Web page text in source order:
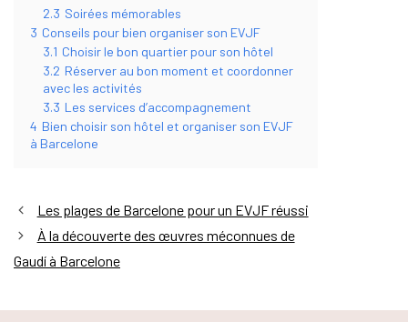
2.3 Soirées mémorables
3 Conseils pour bien organiser son EVJF
3.1 Choisir le bon quartier pour son hôtel
3.2 Réserver au bon moment et coordonner
avec les activités
3.3 Les services d’accompagnement
4 Bien choisir son hôtel et organiser son EVJF
à Barcelone
Les plages de Barcelone pour un EVJF réussi
À la découverte des œuvres méconnues de
Gaudí à Barcelone